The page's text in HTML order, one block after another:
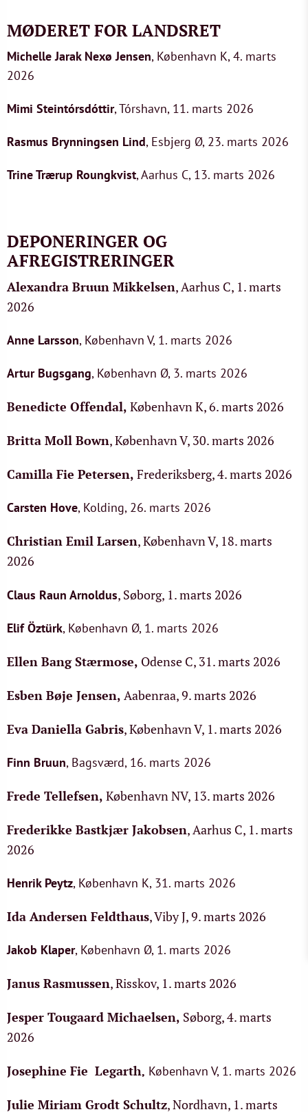
MØDERET FOR LANDSRET
Michelle Jarak Nexø Jensen, København K, 4. marts
2026
Mimi Steintórsdóttir, Tórshavn, 11. marts 2026
Rasmus Brynningsen Lind, Esbjerg Ø, 23. marts 2026
Trine Trærup Roungkvist, Aarhus C, 13. marts 2026
DEPONERINGER OG
AFREGISTRERINGER
Alexandra Bruun Mikkelsen, Aarhus C, 1. marts
2026
Anne Larsson, København V, 1. marts 2026
Artur Bugsgang, København Ø, 3. marts 2026
Benedicte Offendal, København K, 6. marts 2026
Britta Moll Bown, København V, 30. marts 2026
Camilla Fie Petersen, Frederiksberg, 4. marts 2026
Carsten Hove, Kolding, 26. marts 2026
Christian Emil Larsen, København V, 18. marts
2026
Claus Raun Arnoldus, Søborg, 1. marts 2026
Elif Öztürk, København Ø, 1. marts 2026
Ellen Bang Stærmose, Odense C, 31. marts 2026
Esben Bøje Jensen, Aabenraa, 9. marts 2026
Eva Daniella Gabris, København V, 1. marts 2026
Finn Bruun, Bagsværd, 16. marts 2026
Frede Tellefsen, København NV, 13. marts 2026
Frederikke Bastkjær Jakobsen, Aarhus C, 1. marts
2026
Henrik Peytz, København K, 31. marts 2026
Ida Andersen Feldthaus, Viby J, 9. marts 2026
Jakob Klaper, København Ø, 1. marts 2026
Janus Rasmussen, Risskov, 1. marts 2026
Jesper Tougaard Michaelsen, Søborg, 4. marts
2026
Josephine Fie Legarth, København V, 1. marts 2026
Julie Miriam Grodt Schultz, Nordhavn, 1. marts